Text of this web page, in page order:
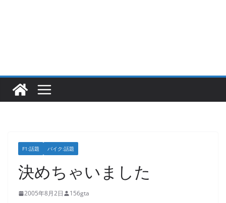
F1:話題 バイク:話題
決めちゃいました
2005年8月2日 156gta